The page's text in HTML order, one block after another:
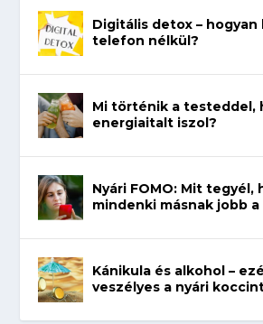
Digitális detox – hogyan
telefon nélkül?
Mi történik a testeddel,
energiaitalt iszol?
Nyári FOMO: Mit tegyél,
mindenki másnak jobb a
Kánikula és alkohol –
veszélyes a nyári